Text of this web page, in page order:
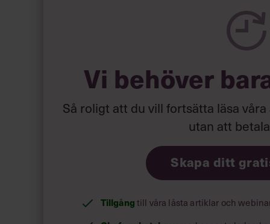
4. Nordea
5. McKinsey & Company
6. The Boston Consulting Group
Vi behöver
Så roligt att du vill fortsätta läsa
utan att
Skapa ditt
Tillgångtill våra låsta artiklar och